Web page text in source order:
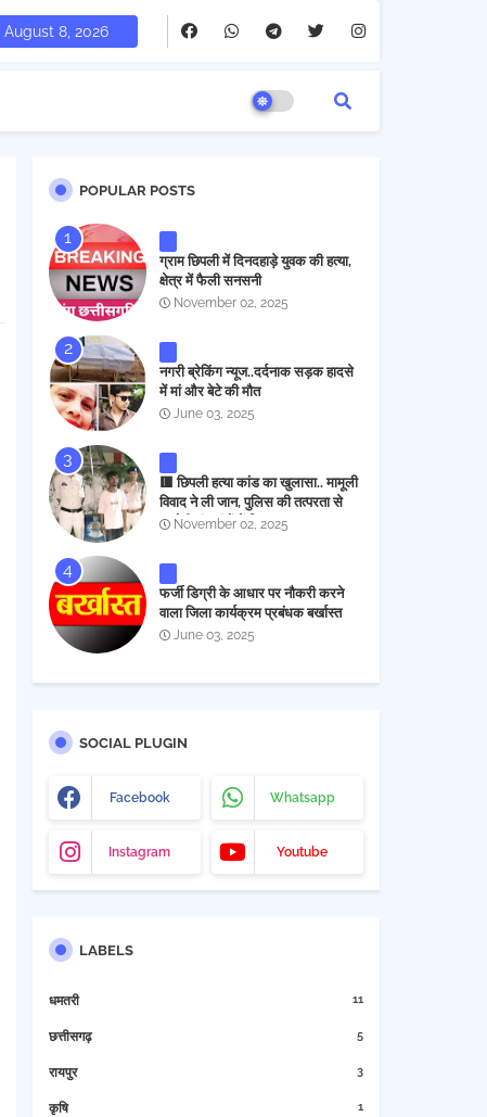
August 8, 2026
POPULAR POSTS
ग्राम छिपली में दिनदहाड़े युवक की हत्या,
क्षेत्र में फैली सनसनी
November 02, 2025
नगरी ब्रेकिंग न्यूज..दर्दनाक सड़क हादसे
में मां और बेटे की मौत
June 03, 2025
🟥 छिपली हत्या कांड का खुलासा.. मामूली
विवाद ने ली जान, पुलिस की तत्परता से
आरोपी चंद घंटों में गिरफ्तार
November 02, 2025
फर्जी डिग्री के आधार पर नौकरी करने
वाला जिला कार्यक्रम प्रबंधक बर्खास्त
June 03, 2025
SOCIAL PLUGIN
Facebook Whatsapp
Instagram Youtube
LABELS
धमतरी 11
छत्तीसगढ़ 5
रायपुर 3
कृषि 1